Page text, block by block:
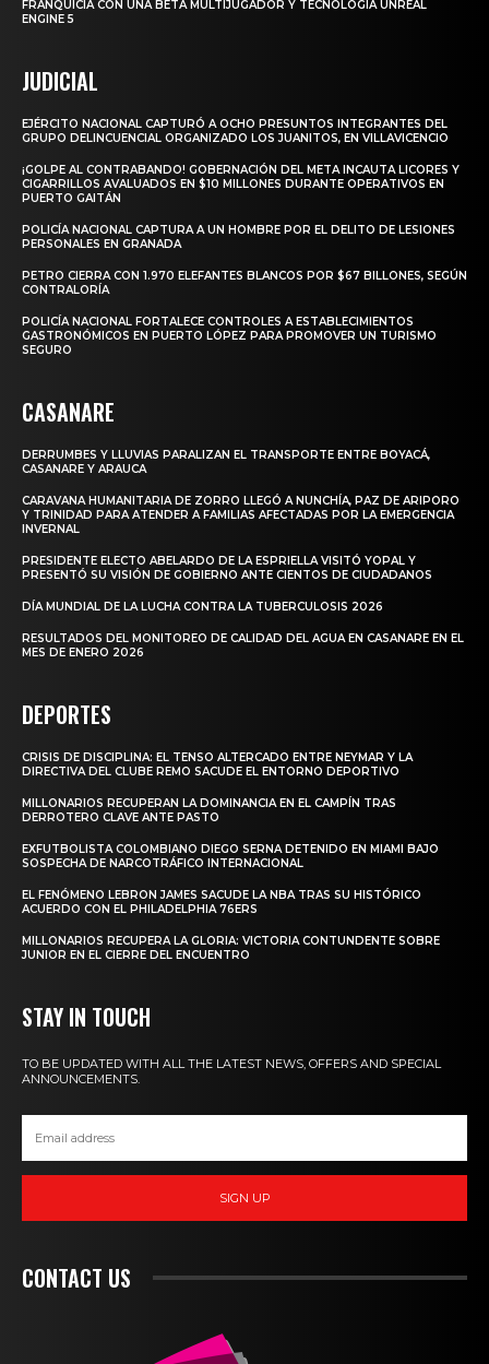
FRANQUICIA CON UNA BETA MULTIJUGADOR Y TECNOLOGÍA UNREAL
ENGINE 5
JUDICIAL
EJÉRCITO NACIONAL CAPTURÓ A OCHO PRESUNTOS INTEGRANTES DEL
GRUPO DELINCUENCIAL ORGANIZADO LOS JUANITOS, EN VILLAVICENCIO
¡GOLPE AL CONTRABANDO! GOBERNACIÓN DEL META INCAUTA LICORES Y
CIGARRILLOS AVALUADOS EN $10 MILLONES DURANTE OPERATIVOS EN
PUERTO GAITÁN
POLICÍA NACIONAL CAPTURA A UN HOMBRE POR EL DELITO DE LESIONES
PERSONALES EN GRANADA
PETRO CIERRA CON 1.970 ELEFANTES BLANCOS POR $67 BILLONES, SEGÚN
CONTRALORÍA
POLICÍA NACIONAL FORTALECE CONTROLES A ESTABLECIMIENTOS
GASTRONÓMICOS EN PUERTO LÓPEZ PARA PROMOVER UN TURISMO
SEGURO
CASANARE
DERRUMBES Y LLUVIAS PARALIZAN EL TRANSPORTE ENTRE BOYACÁ,
CASANARE Y ARAUCA
CARAVANA HUMANITARIA DE ZORRO LLEGÓ A NUNCHÍA, PAZ DE ARIPORO
Y TRINIDAD PARA ATENDER A FAMILIAS AFECTADAS POR LA EMERGENCIA
INVERNAL
PRESIDENTE ELECTO ABELARDO DE LA ESPRIELLA VISITÓ YOPAL Y
PRESENTÓ SU VISIÓN DE GOBIERNO ANTE CIENTOS DE CIUDADANOS
DÍA MUNDIAL DE LA LUCHA CONTRA LA TUBERCULOSIS 2026
RESULTADOS DEL MONITOREO DE CALIDAD DEL AGUA EN CASANARE EN EL
MES DE ENERO 2026
DEPORTES
CRISIS DE DISCIPLINA: EL TENSO ALTERCADO ENTRE NEYMAR Y LA
DIRECTIVA DEL CLUBE REMO SACUDE EL ENTORNO DEPORTIVO
MILLONARIOS RECUPERAN LA DOMINANCIA EN EL CAMPÍN TRAS
DERROTERO CLAVE ANTE PASTO
EXFUTBOLISTA COLOMBIANO DIEGO SERNA DETENIDO EN MIAMI BAJO
SOSPECHA DE NARCOTRÁFICO INTERNACIONAL
EL FENÓMENO LEBRON JAMES SACUDE LA NBA TRAS SU HISTÓRICO
ACUERDO CON EL PHILADELPHIA 76ERS
MILLONARIOS RECUPERA LA GLORIA: VICTORIA CONTUNDENTE SOBRE
JUNIOR EN EL CIERRE DEL ENCUENTRO
STAY IN TOUCH
TO BE UPDATED WITH ALL THE LATEST NEWS, OFFERS AND SPECIAL
ANNOUNCEMENTS.
SIGN UP
CONTACT US